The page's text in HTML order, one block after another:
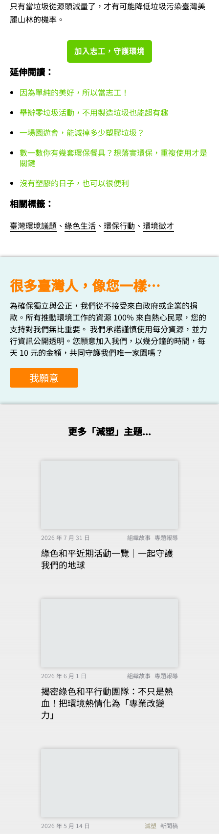
只有當垃圾從源頭減量了，才有可能降低垃圾污染臺灣美
麗山林的機率。
加入志工，守護環境
延伸閱讀：
因為單純的美好，所以當志工！
舉辦零垃圾活動，不用製造垃圾也能超有趣
一場園遊會，能減掉多少塑膠垃圾？
數一數你有幾套環保餐具？想落實環保，重複使用才是
關鍵
沒有塑膠的日子，也可以很便利
相關標籤：
臺灣環境議題 、 綠色生活 、 環保行動 、 環境徵才
很多臺灣人，像您一樣…
為確保獨立與公正，我們從不接受來自政府或企業的捐
款。所有推動環境工作的資源 100% 來自熱心民眾，您的
支持對我們無比重要。 我們承諾謹慎使用每分資源，並力
行資訊公開透明。您願意加入我們，以幾分鐘的時間，每
天 10 元的金額，共同守護我們唯一家園嗎？
我願意
更多「減塑」主題...
2026 年 7 月 31 日 組織故事 專題報導
綠色和平近期活動一覽｜一起守護
我們的地球
2026 年 6 月 1 日 組織故事 專題報導
揭密綠色和平行動團隊：不只是熱
血！把環境熱情化為「專業改變
力」
2026 年 5 月 14 日 減塑 新聞稿